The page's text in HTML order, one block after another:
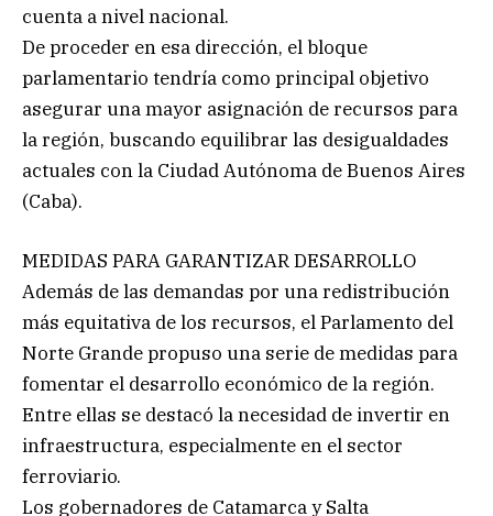
cuenta a nivel nacional.
De proceder en esa dirección, el bloque
parlamentario tendría como principal objetivo
asegurar una mayor asignación de recursos para
la región, buscando equilibrar las desigualdades
actuales con la Ciudad Autónoma de Buenos Aires
(Caba).
MEDIDAS PARA GARANTIZAR DESARROLLO
Además de las demandas por una redistribución
más equitativa de los recursos, el Parlamento del
Norte Grande propuso una serie de medidas para
fomentar el desarrollo económico de la región.
Entre ellas se destacó la necesidad de invertir en
infraestructura, especialmente en el sector
ferroviario.
Los gobernadores de Catamarca y Salta